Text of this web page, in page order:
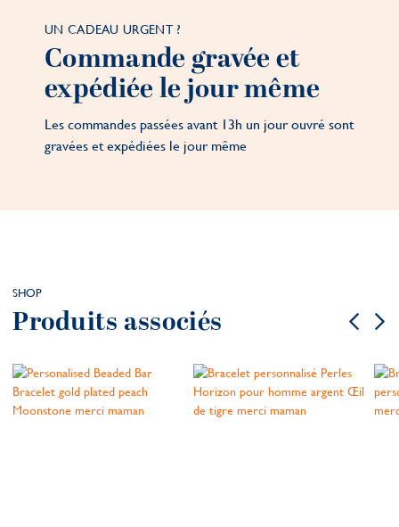
UN CADEAU URGENT ?
Commande gravée et
expédiée le jour même
Les commandes passées avant 13h un jour ouvré sont
gravées et expédiées le jour même
SHOP
Produits associés